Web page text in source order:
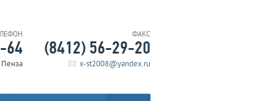
ФАКС
(8412) 56-29-20
x-st2008@yandex.ru
64
Пенза